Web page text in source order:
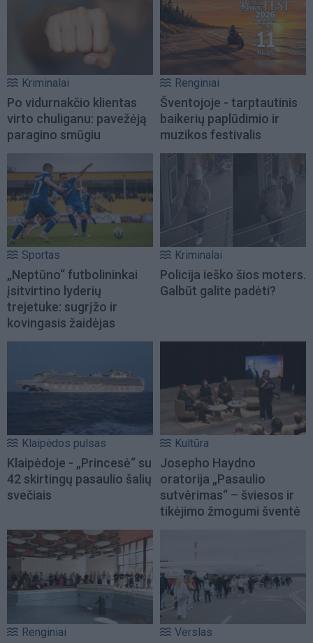
Kriminalai
Po vidurnakčio klientas
virto chuliganu: pavežėją
paragino smūgiu
Renginiai
Šventojoje - tarptautinis
baikerių paplūdimio ir
muzikos festivalis
Sportas
„Neptūno“ futbolininkai
įsitvirtino lyderių
trejetuke: sugrįžo ir
kovingasis žaidėjas
Kriminalai
Policija ieško šios moters.
Galbūt galite padėti?
Klaipėdos pulsas
Klaipėdoje - „Princesė“ su
42 skirtingų pasaulio šalių
svečiais
Kultūra
Josepho Haydno
oratorija „Pasaulio
sutvėrimas“ – šviesos ir
tikėjimo žmogumi šventė
Renginiai Verslas